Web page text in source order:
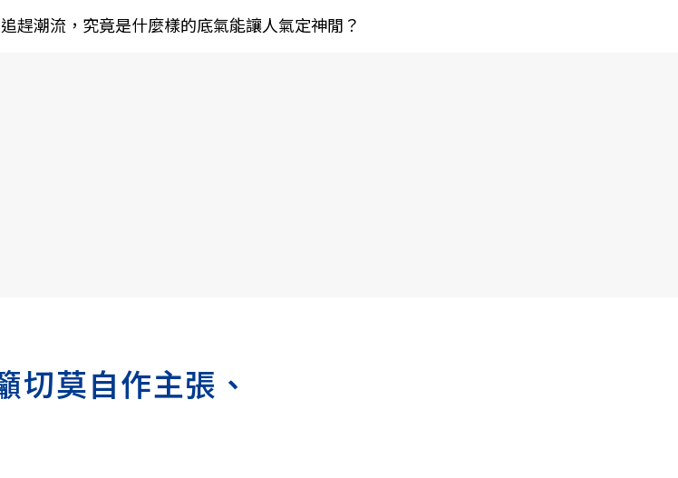
民調
趕潮流，究竟是什麼樣的底氣能讓人氣定神閒？
切莫自作主張、